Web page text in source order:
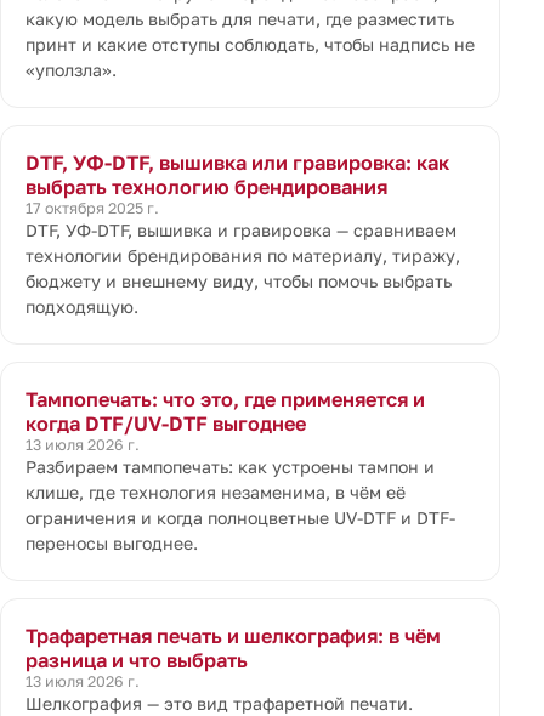
какую модель выбрать для печати, где разместить
принт и какие отступы соблюдать, чтобы надпись не
«уползла».
DTF, УФ-DTF, вышивка или гравировка: как
выбрать технологию брендирования
17 октября 2025 г.
DTF, УФ-DTF, вышивка и гравировка — сравниваем
технологии брендирования по материалу, тиражу,
бюджету и внешнему виду, чтобы помочь выбрать
подходящую.
Тампопечать: что это, где применяется и
когда DTF/UV-DTF выгоднее
13 июля 2026 г.
Разбираем тампопечать: как устроены тампон и
клише, где технология незаменима, в чём её
ограничения и когда полноцветные UV-DTF и DTF-
переносы выгоднее.
Трафаретная печать и шелкография: в чём
разница и что выбрать
13 июля 2026 г.
Шелкография — это вид трафаретной печати.